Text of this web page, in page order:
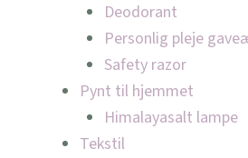
Deodorant
Personlig pleje
Safety razor
Pynt til hjemmet
Himalayasalt lampe
Tekstil